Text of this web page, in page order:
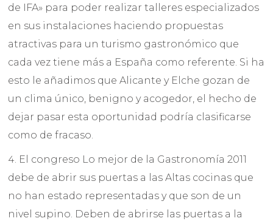
de IFA» para poder realizar talleres especializados
en sus instalaciones haciendo propuestas
atractivas para un turismo gastronómico que
cada vez tiene más a España como referente. Si ha
esto le añadimos que Alicante y Elche gozan de
un clima único, benigno y acogedor, el hecho de
dejar pasar esta oportunidad podría clasificarse
como de fracaso.
El congreso Lo mejor de la Gastronomía 2011
debe de abrir sus puertas a las Altas cocinas que
no han estado representadas y que son de un
nivel supino. Deben de abrirse las puertas a la